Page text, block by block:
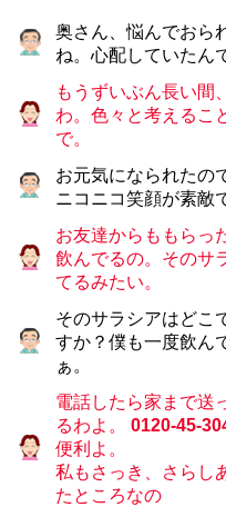
奥さん、悩んでおら
ね。心配していたん
もうずいぶん長い間
わ。色々と考えるこ
で。
お元気になられたの
ニコニコ笑顔が素敵
お友達からももらっ
飲んでるの。そのサ
てるみたい。
そのサラシアはどこ
すか？僕も一度飲ん
ぁ。
電話したら家まで送
るわよ。 0120-45-
便利よ。
私もさっき、さらし
たところなの